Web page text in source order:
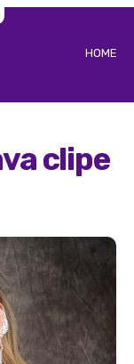
HOME
clipe